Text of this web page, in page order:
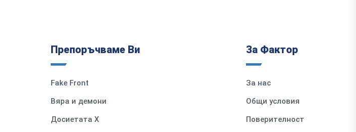
Препоръчваме Ви
Fake Front
Вяра и демони
Досиетата Х
За Фактор
За нас
Общи условия
Поверителност